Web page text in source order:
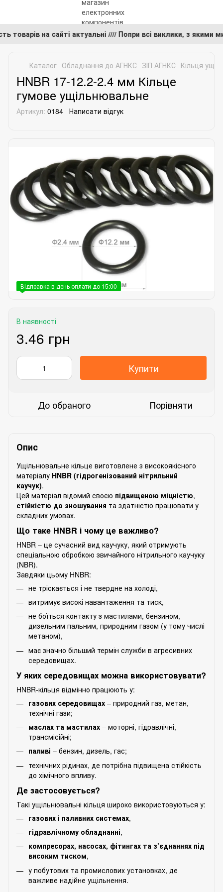
товарів на сайті актуальні //// Попри всі виклики, з
Каталог Обладнання до АГНКС ЗІП АГНКС Кільця
HNBR 17-12.2-2.4 мм Кільце
гумове ущільнювальне
Артикул: 0184 Написати відгук
Відправка в день оплати до 15:00
В наявності
3.46 грн
Купити
До обраного Порівняти
Опис
Ущільнювальне кільце виготовлене з високоякісного
матеріалу HNBR (гідрогенізований нітрильний
каучук).
Цей матеріал відомий своєю підвищеною міцністю,
стійкістю до зношування та здатністю працювати у
складних умовах.
Що таке HNBR і чому це важливо?
HNBR – це сучасний вид каучуку, який отримують
спеціальною обробкою звичайного нітрильного каучуку
(NBR).
Завдяки цьому HNBR:
не тріскається і не твердне на холоді,
витримує високі навантаження та тиск,
не боїться контакту з мастилами, бензином,
дизельним пальним, природним газом (у тому числі
метаном),
має значно більший термін служби в агресивних
середовищах.
У яких середовищах можна використовувати?
HNBR-кільця відмінно працюють у:
газових середовищах – природний газ, метан,
технічні гази;
маслах та мастилах – моторні, гідравлічні,
трансмісійні;
паливі – бензин, дизель, гас;
технічних рідинах, де потрібна підвищена стійкість
до хімічного впливу.
Де застосовується?
Такі ущільнювальні кільця широко використовуються у:
газових і паливних системах,
гідравлічному обладнанні,
компресорах, насосах, фітингах та з’єднаннях під
високим тиском,
у побутових та промислових установках, де
важливе надійне ущільнення.